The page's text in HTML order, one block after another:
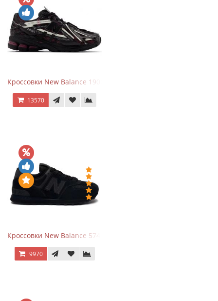
Кроссовки New Balance 1906A Dragon Berry
13570
Кроссовки New Balance 574 All Black
9970